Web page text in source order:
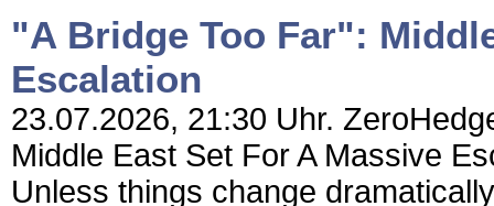
"A Bridge Too Far":
Escalation
23.07.2026, 21:30 Uhr.
Middle East Set For A Massive
Unless things change